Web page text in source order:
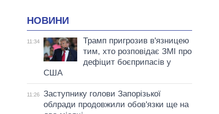
НОВИНИ
11:34
Трамп пригрозив в'язницею
тим, хто розповідає ЗМІ про
дефіцит боєприпасів у
США
11:26
Заступнику голови Запорізької
облради продовжили обов'язки ще на